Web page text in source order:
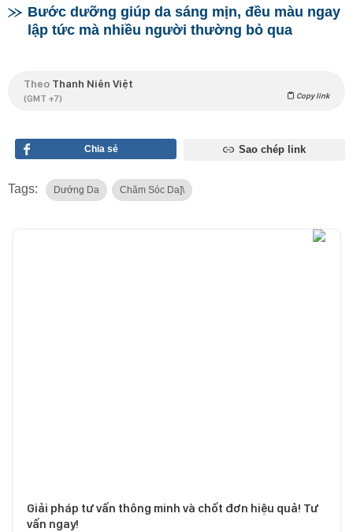
Bước dưỡng giúp da sáng mịn, đều màu ngay
lập tức mà nhiều người thường bỏ qua
Theo Thanh Niên Việt
(GMT +7) Copy link
Chia sẻ Sao chép link
Tags: Dướng Da Chăm Sóc Da]\
Giải pháp tư vấn thông minh và chốt đơn hiệu quả! Tư
vấn ngay!